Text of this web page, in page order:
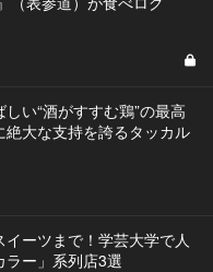
い“酒がすすむ鶏”の最高
絶大な支持を誇るタッカル
イーツまで！学芸大学で人
ラー」系列店3選